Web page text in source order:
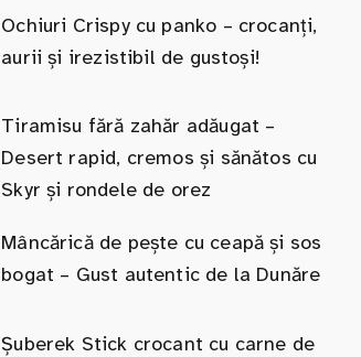
Ochiuri Crispy cu panko – crocanți,
aurii și irezistibil de gustoși!
Tiramisu fără zahăr adăugat –
Desert rapid, cremos și sănătos cu
Skyr și rondele de orez
Mâncărică de pește cu ceapă și sos
bogat – Gust autentic de la Dunăre
Șuberek Stick crocant cu carne de